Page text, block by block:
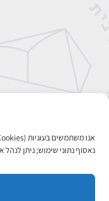
נאסוף נתוני שימוש; ניתן
אבן גבירול